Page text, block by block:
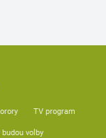
TV program
budou volby